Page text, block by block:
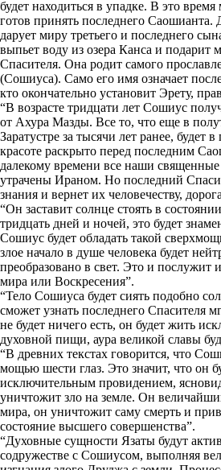
будет находиться в упадке. В это
готов принять последнего
дарует миру третьего и последнего
выпьет воду из озера Канса и подарит
Спасителя. Она родит самого
(Сошиуса). Само его имя означает
кто окончательно установит Эрету,
“В возрасте тридцати лет Сошиус
от Ахура Мазды. Все то, что еще в
Заратустре за тысячи лет ранее, будет
красоте раскрыто перед последним
далекому времени все наши
утрачены Ираном. Но последний
знания и вернет их человечеству,
“Он заставит солнце стоять в
тридцать дней и ночей, это будет
Сошиус будет обладать такой
злое начало в душе человека будет
преобразовано в свет. Это и послужит
мира или Воскресения”.
“Тело Сошиуса будет сиять подобно
сможет узнать последнего Спасителя
не будет ничего есть, он будет жить
духовной пищи, аура великой славы
“В древних текстах говорится, что
мощью шести глаз. Это значит, что он
исключительным провидением,
уничтожит зло на земле. Он
мира, он уничтожит саму смерть и
состояние высшего совершенства”.
“Духовные сущности Язаты будут
содружестве с Сошиусом, выполняя